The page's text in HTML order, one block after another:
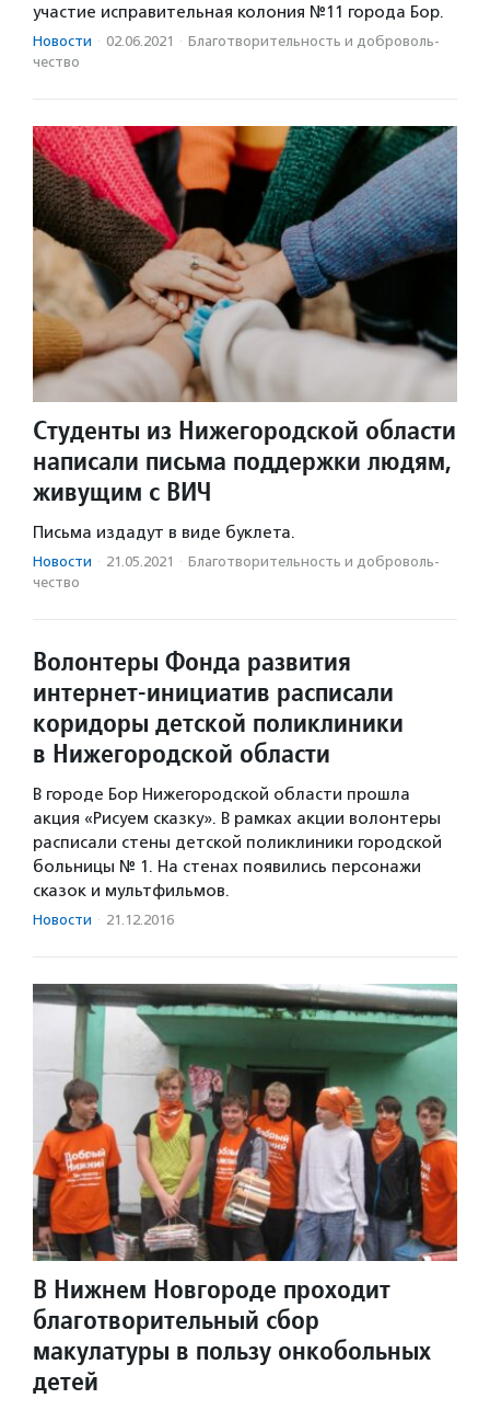
участие исправительная колония №11 города Бор.
Новости · 02.06.2021 · Благотвори­тель­ность и доброволь­
чест­во
Студенты из Нижегородской области
написали письма поддержки людям,
живущим с ВИЧ
Письма издадут в виде буклета.
Новости · 21.05.2021 · Благотвори­тель­ность и доброволь­
чест­во
Волонтеры Фонда развития
интернет-инициатив расписали
коридоры детской поликлиники
в Нижегородской области
В городе Бор Нижегородской области прошла
акция «Рисуем сказку». В рамках акции волонтеры
расписали стены детской поликлиники городской
больницы № 1. На стенах появились персонажи
сказок и мультфильмов.
Новости · 21.12.2016
В Нижнем Новгороде проходит
благотворительный сбор
макулатуры в пользу онкобольных
детей